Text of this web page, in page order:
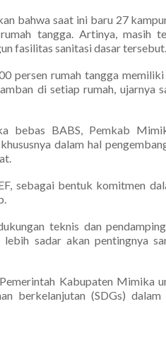
bahwa saat ini baru 27
tangga. Artinya, masih
fasilitas sanitasi dasar tersebut.
persen rumah tangga
di setiap rumah, ujarnya
bebas BABS, Pemkab
dalam hal
sebagai bentuk komitmen
teknis dan
sadar akan pentingnya
Kabupaten Mimika
berkelanjutan (SDGs)